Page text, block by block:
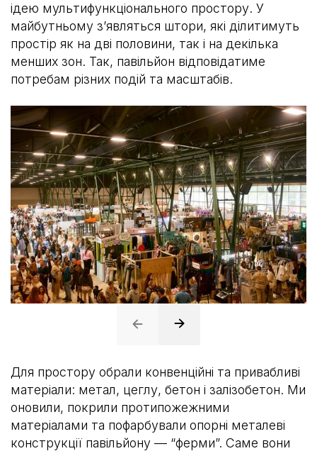
ідею мультифункціонального простору. У
майбутньому зʼявляться штори, які ділитимуть
простір як на дві половини, так і на декілька
менших зон. Так, павільйон відповідатиме
потребам різних подій та масштабів.
Для простору обрали конвенційні та привабливі
матеріали: метал, цеглу, бетон і залізобетон. Ми
оновили, покрили протипожежними
матеріалами та пофарбували опорні металеві
конструкції павільйону — “ферми”. Саме вони